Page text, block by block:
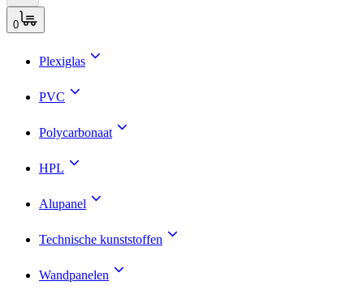
0
Plexiglas
PVC
Polycarbonaat
HPL
Alupanel
Technische kunststoffen
Wandpanelen